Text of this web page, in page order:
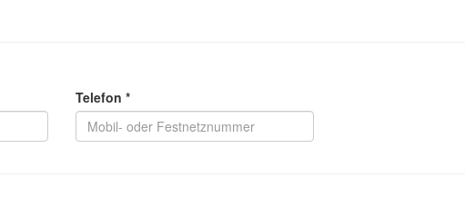
Telefon *